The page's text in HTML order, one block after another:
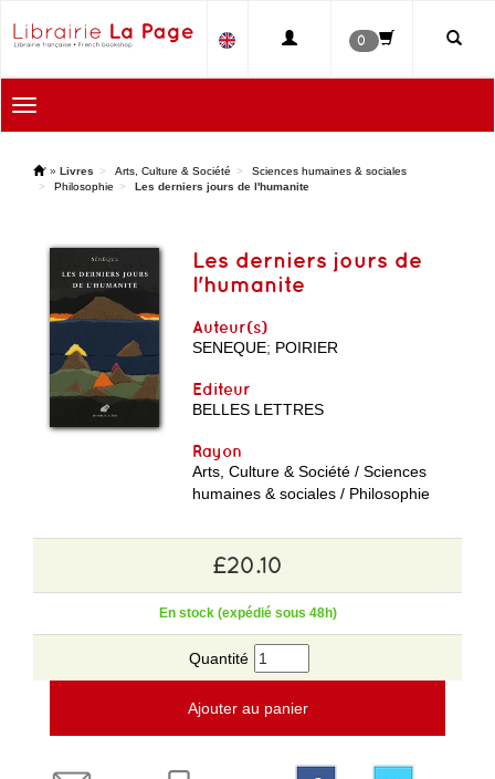
0
Toggle
navigation
' » Livres Arts, Culture & Société
Sciences humaines & sociales
Philosophie
Les derniers jours de l'humanite
Les derniers jours de
l'humanite
Auteur(s)
SENEQUE; POIRIER
Editeur
BELLES LETTRES
Rayon
Arts, Culture & Société / Sciences
humaines & sociales / Philosophie
£20.10
En stock (expédié sous 48h)
Quantité
Ajouter au panier